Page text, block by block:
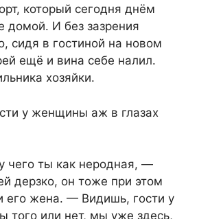
который сегодня днём
домой. И без зазрения
сидя в гостиной на новом
ещё и вина себе налил.
хозяйки.
у женщины аж в глазах
чего ты как неродная, —
дерзко, он тоже при этом
его жена. — Видишь, гости у
того или нет, мы уже здесь,